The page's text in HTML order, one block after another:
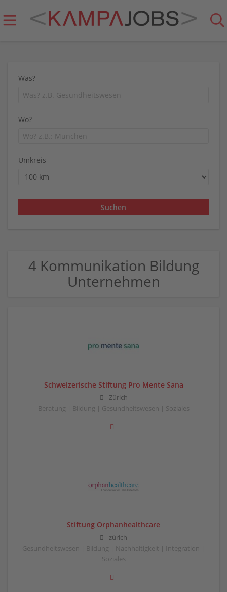
Was?
Wo?
Umkreis
4 Kommunikation Bildung
Unternehmen
Schweizerische Stiftung Pro Mente Sana
Zürich
Beratung | Bildung | Gesundheitswesen | Soziales
Stiftung Orphanhealthcare
zürich
Gesundheitswesen | Bildung | Nachhaltigkeit | Integration |
Soziales